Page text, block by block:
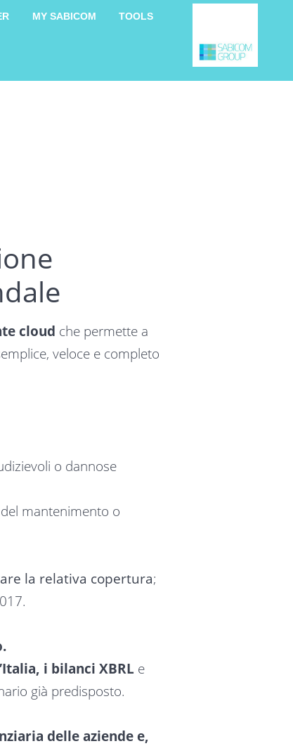
MY SABICOM TOOLS
cloud che permette a
veloce e completo
o dannose
mantenimento o
la relativa copertura;
i bilanci XBRL e
già predisposto.
delle aziende e,